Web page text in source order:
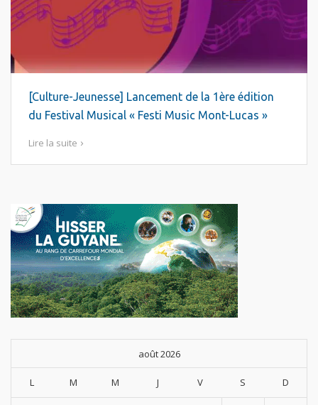
[Culture-Jeunesse] Lancement de la 1ère édition
du Festival Musical « Festi Music Mont-Lucas »
Lire la suite
août 2026
L M M J V S D